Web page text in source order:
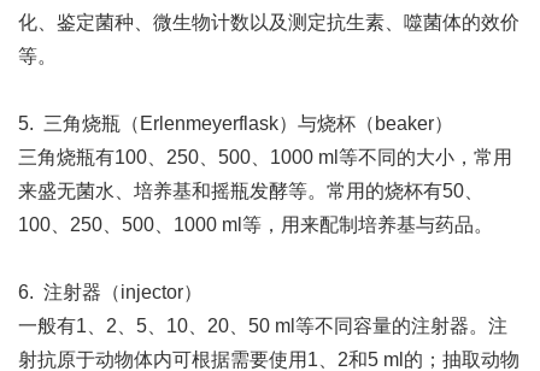
化、鉴定菌种、微生物计数以及测定抗生素、噬菌体的效价
等。
5. 三角烧瓶（Erlenmeyerflask）与烧杯（beaker）
三角烧瓶有100、250、500、1000 ml等不同的大小，常用
来盛无菌水、培养基和摇瓶发酵等。常用的烧杯有50、
100、250、500、1000 ml等，用来配制培养基与药品。
6. 注射器（injector）
一般有1、2、5、10、20、50 ml等不同容量的注射器。注
射抗原于动物体内可根据需要使用1、2和5 ml的；抽取动物